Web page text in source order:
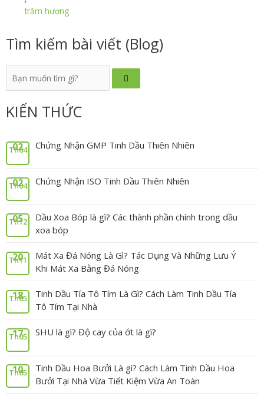
trầm hương
Tìm kiếm bài viết (Blog)
KIẾN THỨC
02
Th04 Chứng Nhận GMP Tinh Dầu Thiên Nhiên
02
Th04 Chứng Nhận ISO Tinh Dầu Thiên Nhiên
05
Th12
Dầu Xoa Bóp là gì? Các thành phần chính trong dầu
xoa bóp
20
Th11
Mát Xa Đá Nóng Là Gì? Tác Dụng Và Những Lưu Ý
Khi Mát Xa Bằng Đá Nóng
18
Th05
Tinh Dầu Tía Tô Tím Là Gì? Cách Làm Tinh Dầu Tía
Tô Tím Tại Nhà
17
Th05 SHU là gì? Độ cay của ớt là gì?
10
Th05
Tinh Dầu Hoa Bưởi Là gì? Cách Làm Tinh Dầu Hoa
Bưởi Tại Nhà Vừa Tiết Kiệm Vừa An Toàn